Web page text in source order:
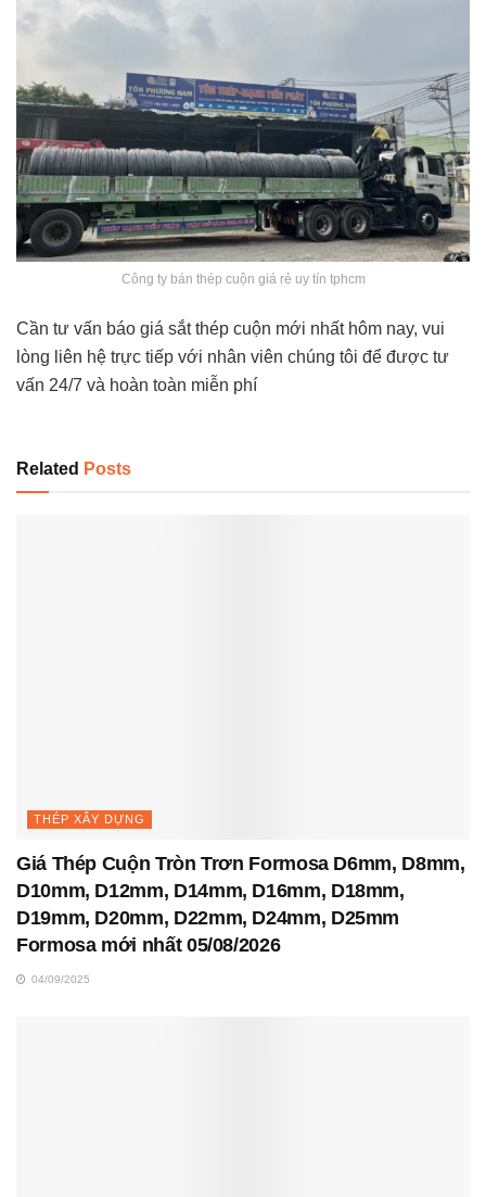
Công ty bán thép cuộn giá rẻ uy tín tphcm
Cần tư vấn báo giá sắt thép cuộn mới nhất hôm nay, vui
lòng liên hệ trực tiếp với nhân viên chúng tôi để được tư
vấn 24/7 và hoàn toàn miễn phí
Related Posts
THÉP XÂY DỰNG
Giá Thép Cuộn Tròn Trơn Formosa D6mm, D8mm,
D10mm, D12mm, D14mm, D16mm, D18mm,
D19mm, D20mm, D22mm, D24mm, D25mm
Formosa mới nhất 05/08/2026
04/09/2025